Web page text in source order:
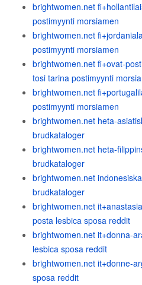
brightwomen.net
postimyynti morsiamen
brightwomen.net
postimyynti morsiamen
brightwomen.net fi+ovat-
tosi tarina postimyynti
brightwomen.net
postimyynti morsiamen
brightwomen.net heta-
brudkataloger
brightwomen.net heta-
brudkataloger
brightwomen.net
brudkataloger
brightwomen.net
posta lesbica sposa reddit
brightwomen.net it+donna-
lesbica sposa reddit
brightwomen.net it+donne-
sposa reddit